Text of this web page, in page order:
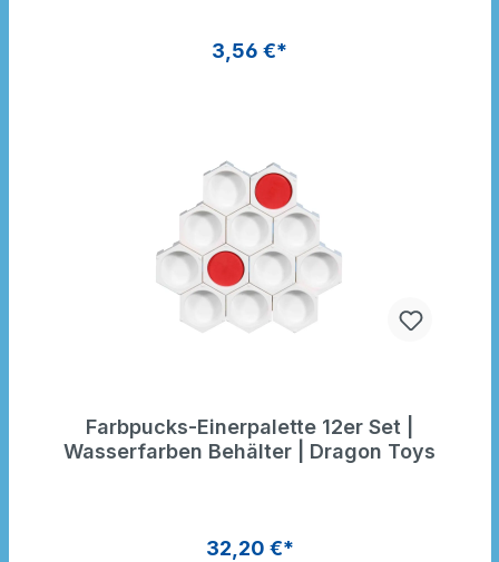
3,56 €*
Farbpucks-Einerpalette 12er Set |
Wasserfarben Behälter | Dragon Toys
32,20 €*